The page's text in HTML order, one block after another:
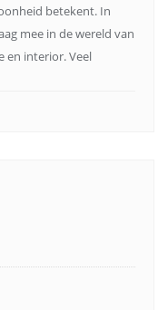
betekent. In
mee in de wereld van
en interior. Veel